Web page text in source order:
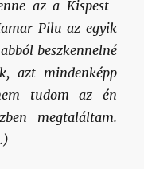
az a Kispest-
Pilu az egyik
beszkennelné
azt mindenképp
tudom az én
megtaláltam.